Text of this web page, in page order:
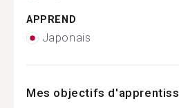
APPREND
Japonais
Mes objectifs